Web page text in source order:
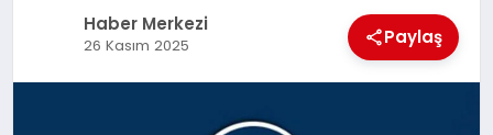
Haber Merkezi
26 Kasım 2025 Paylaş